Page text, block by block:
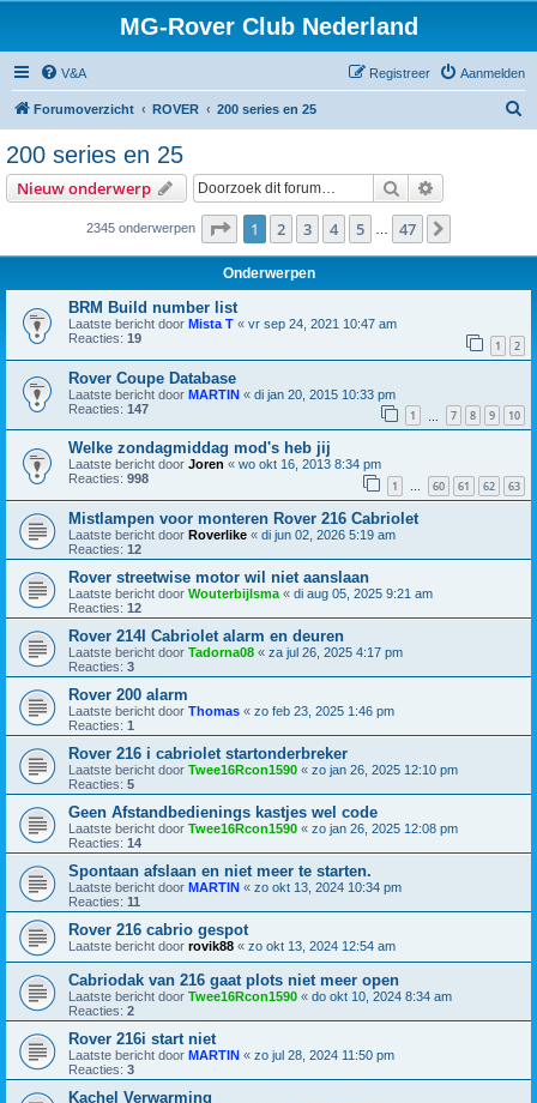
MG-Rover Club Nederland
V&A Aanmelden
Registreer
Forumoverzicht ROVER 200 series en 25
200 series en 25
Nieuw onderwerp Zoek
2345 onderwerpen Pagina van 47
1 2 3 4 5 47
Onderwerpen
BRM Build number list
Laatste bericht door Mista T « vr sep 24, 2021 10:47 am
Reacties: 19 1 2
Rover Coupe Database
Laatste bericht door MARTIN « di jan 20, 2015 10:33 pm
Reacties: 147 1 7 8 9 10
Welke zondagmiddag mod's heb jij
Laatste bericht door Joren « wo okt 16, 2013 8:34 pm
Reacties: 998 1 … 60 61 62 63
Mistlampen voor monteren Rover 216 Cabriolet
Laatste bericht door Roverlike « di jun 02, 2026 5:19 am
Reacties: 12
Rover streetwise motor wil niet aanslaan
Laatste bericht door Wouterbijlsma « di aug 05, 2025 9:21 am
Reacties: 12
Rover 214I Cabriolet alarm en deuren
Laatste bericht door Tadorna08 « za jul 26, 2025 4:17 pm
Reacties: 3
Rover 200 alarm
Laatste bericht door Thomas « zo feb 23, 2025 1:46 pm
Reacties: 1
Rover 216 i cabriolet startonderbreker
Laatste bericht door Twee16Rcon1590 « zo jan 26, 2025 12:10 pm
Reacties: 5
Geen Afstandbedienings kastjes wel code
Laatste bericht door Twee16Rcon1590 « zo jan 26, 2025 12:08 pm
Reacties: 14
Spontaan afslaan en niet meer te starten.
Laatste bericht door MARTIN « zo okt 13, 2024 10:34 pm
Reacties: 11
Rover 216 cabrio gespot
Laatste bericht door rovik88 « zo okt 13, 2024 12:54 am
Cabriodak van 216 gaat plots niet meer open
Laatste bericht door Twee16Rcon1590 « do okt 10, 2024 8:34 am
Reacties: 2
Rover 216i start niet
Laatste bericht door MARTIN « zo jul 28, 2024 11:50 pm
Reacties: 3
Kachel Verwarming